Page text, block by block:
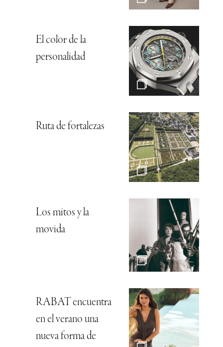
El color de la
personalidad
Ruta de fortalezas
Los mitos y la
movida
RABAT encuentra
en el verano una
nueva forma de